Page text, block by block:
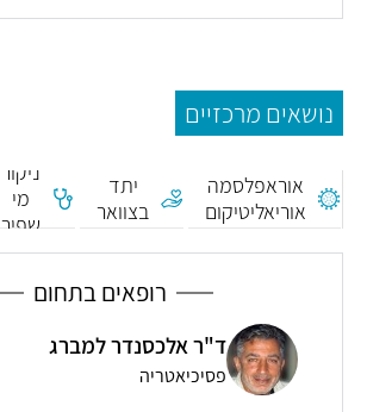
נושאים מרכזיים
אוראפלסמה
אוריאליטיקום
יתד
בצוואר
הרחם
ניקור
מי
שפיר
רופאים בתחום
ד"ר אלכסנדר למברג
פסיכיאטריה